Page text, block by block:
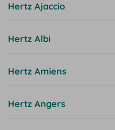
Hertz Ajaccio
Hertz Albi
Hertz Amiens
Hertz Angers